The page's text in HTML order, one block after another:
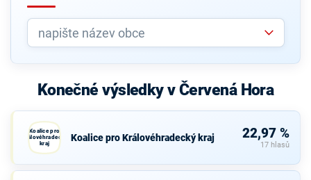
Konečné výsledky v Červená Hora
Koalice pro
Královéhradecký
kraj
Koalice pro Královéhradecký kraj 22,97 %
17 hlasů